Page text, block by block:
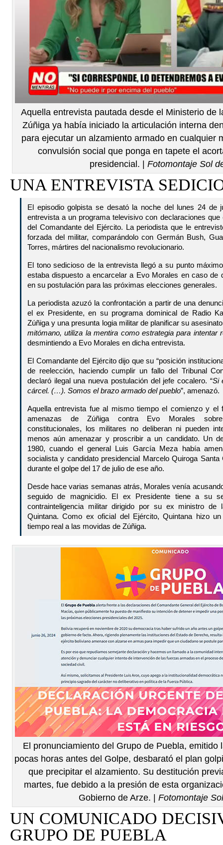
Aquella entrevista pautada desde el Ministerio de
Zúñiga ya había iniciado la articulación interna
para ejecutar un alzamiento armado en cualquier
convulsión social que ponga en tapete el
presidencial. |Fotomontaje Sol
UNA ENTREVISTA
El episodio golpista se desató la noche del lunes 24 de
entrevista a un programa televisivo con declaraciones
del Comandante del Ejército. La periodista que le
forzada del militar, comparándolo con Germán Bush,
Torres, mártires del nacionalismo revolucionario.
El tono sedicioso de la entrevista llegó a su punto
estaba dispuesto a encarcelar a Evo Morales en caso de
en su postulación para las próximas elecciones generales.
La periodista azuzó la confrontación a partir de una
el ex Presidente, en su programa dominical de Radio
Zúñiga y una presunta logia militar de planificar su
mitómano, utiliza la mentira como estrategia para intentar
desmintiendo a Evo Morales en dicha entrevista.
El Comandante del Ejército dijo que su “posición
de reelección, haciendo cumplir un fallo del Tribunal
declaró ilegal una nueva postulación del jefe cocalero. “Si
cárcel. (…). Somos el brazo armado del pueblo”, amenazó.
Aquella entrevista fue al mismo tiempo el comienzo y el
amenazas de Zúñiga contra Evo Morales
constitucionales, los militares no deliberan ni pueden
menos aún amenazar y proscribir a un candidato. Un
1980, cuando el general Luis García Meza había
socialista y candidato presidencial Marcelo Quiroga
durante el golpe del 17 de julio de ese año.
Desde hace varias semanas atrás, Morales venía
seguido de magnicidio. El ex Presidente tiene a su
contrainteligencia militar dirigido por su ex ministro de
Quintana. Como ex oficial del Ejército, Quintana hizo
tiempo real a las movidas de Zúñiga.
El pronunciamiento del Grupo de Puebla, emitido
pocas horas antes del Golpe, desbarató el plan
que precipitar el alzamiento. Su destitución
martes, fue debido a la presión de esta
Gobierno de Arze. |Fotomontaje
UN COMUNICADO
GRUPO DE PUEBLA